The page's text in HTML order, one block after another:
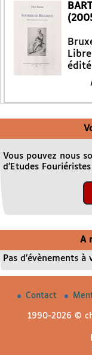
Vous pouvez nous
d’Etudes
A
Pas d’évènements à
Contact
1990-2026 ©